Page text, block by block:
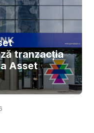
tranzacția
Asset